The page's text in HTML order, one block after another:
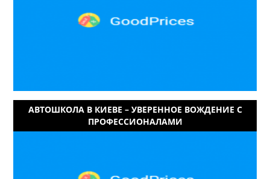
АВТОШКОЛА В КИЕВЕ – УВЕРЕННОЕ ВОЖДЕНИЕ С
ПРОФЕССИОНАЛАМИ